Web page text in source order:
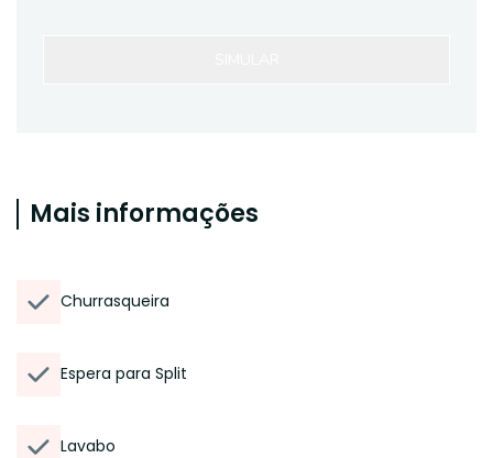
Mais informações
Churrasqueira
Espera para Split
Lavabo